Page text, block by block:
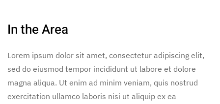
In the Area
Lorem ipsum dolor sit amet, consectetur adipiscing elit,
sed do eiusmod tempor incididunt ut labore et dolore
magna aliqua. Ut enim ad minim veniam, quis nostrud
exercitation ullamco laboris nisi ut aliquip ex ea